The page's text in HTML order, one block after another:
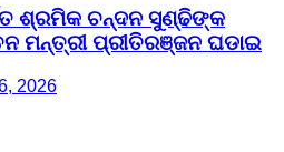
ଶ୍ରମିକ ଚନ୍ଦନ ସୁଣ୍ଢିଙ୍କ
ମନ୍ତ୍ରୀ ପ୍ରୀତିରଞ୍ଜନ ଘଡାଇ
2026